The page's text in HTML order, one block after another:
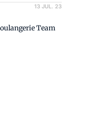
13 JUL. 23
Team